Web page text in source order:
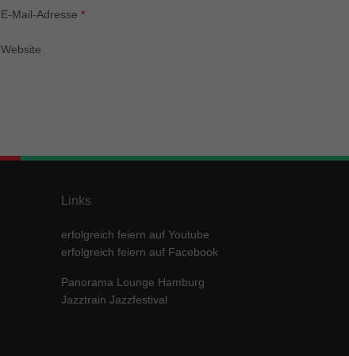
E-Mail-Adresse *
Website
Links
erfolgreich feiern auf Youtube
erfolgreich feiern auf Facebook
Panorama Lounge Hamburg
Jazztrain Jazzfestival
Cookie-Informationen anzeigen
Externe Medien (5)
Inhalte von Videoplattformen und Social-Media-Plattformen werden
Wenn Cookies von externen Medien akzeptiert werden, bedarf der Zugriff auf
keiner manuellen Einwilligung mehr.
powered by Borlabs Cookie